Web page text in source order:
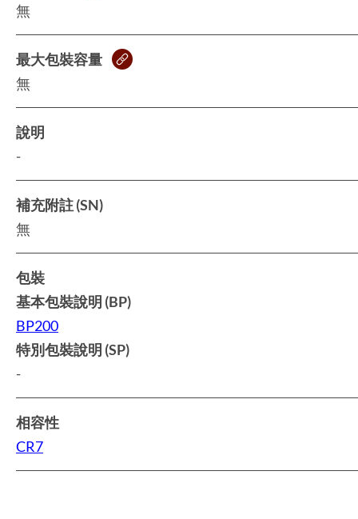
無
最大包裝容量
無
說明
-
補充附註 (SN)
無
包裝
基本包裝說明 (BP)
BP200
特別包裝說明 (SP)
-
相容性
CR7